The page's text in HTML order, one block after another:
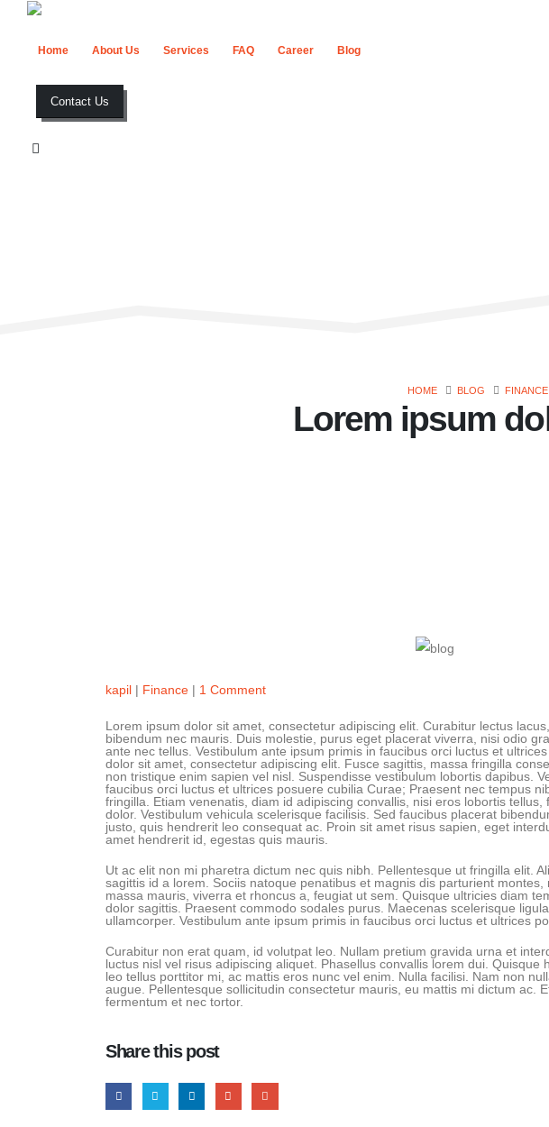
Home About Us Services FAQ Career Blog
Contact Us
HOME BLOG FINANCE
Lorem ipsum
kapil Finance 1 Comment
Lorem ipsum dolor sit amet, consectetur adipiscing elit. Curabitur lectus
bibendum nec mauris. Duis molestie, purus eget placerat viverra, nisi odio
ante nec tellus. Vestibulum ante ipsum primis in faucibus orci luctus et
dolor sit amet, consectetur adipiscing elit. Fusce sagittis, massa fringilla
non tristique enim sapien vel nisl. Suspendisse vestibulum lobortis dapibus.
faucibus orci luctus et ultrices posuere cubilia Curae; Praesent nec tempus
fringilla. Etiam venenatis, diam id adipiscing convallis, nisi eros lobortis
dolor. Vestibulum vehicula scelerisque facilisis. Sed faucibus placerat
justo, quis hendrerit leo consequat ac. Proin sit amet risus sapien, eget
amet hendrerit id, egestas quis mauris.
Ut ac elit non mi pharetra dictum nec quis nibh. Pellentesque ut fringilla elit.
sagittis id a lorem. Sociis natoque penatibus et magnis dis parturient montes,
massa mauris, viverra et rhoncus a, feugiat ut sem. Quisque ultricies diam
dolor sagittis. Praesent commodo sodales purus. Maecenas scelerisque
ullamcorper. Vestibulum ante ipsum primis in faucibus orci luctus et ultrices
Curabitur non erat quam, id volutpat leo. Nullam pretium gravida urna et
luctus nisl vel risus adipiscing aliquet. Phasellus convallis lorem dui. Quisque
leo tellus porttitor mi, ac mattis eros nunc vel enim. Nulla facilisi. Nam non
augue. Pellentesque sollicitudin consectetur mauris, eu mattis mi dictum ac.
fermentum et nec tortor.
Share this post